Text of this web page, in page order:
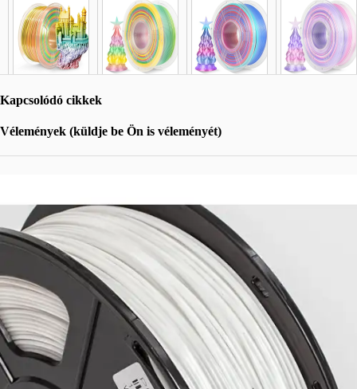
Kapcsolódó cikkek
Vélemények (küldje be Ön is véleményét)